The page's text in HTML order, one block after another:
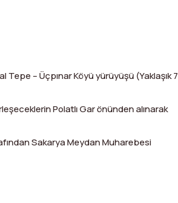
Tepe – Üçpınar Köyü yürüyüşü (Yaklaşık 7
Polatlı Gar önünden alınarak
Sakarya Meydan Muharebesi